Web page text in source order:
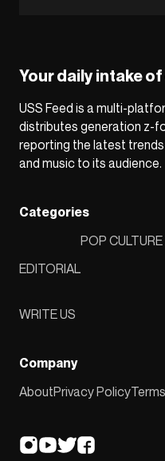
Your daily intake
USS Feed is a multi-
distributes generation z-
reporting the latest
and music to its audience.
Categories
EDITORIAL
POP CULTURE
WRITE US
Company
AboutPrivacy Policy